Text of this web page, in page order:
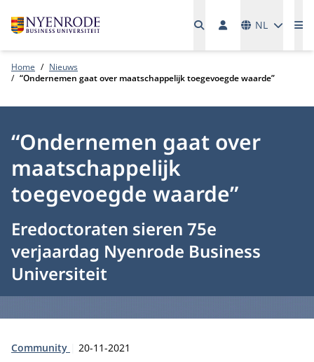
NL
Home
Nieuws
“Ondernemen gaat over maatschappelijk toegevoegde waarde”
“Ondernemen gaat over
maatschappelijk
toegevoegde waarde”
Eredoctoraten sieren 75e
verjaardag Nyenrode Business
Universiteit
Type:
Community Publicatiedatum:
20-11-2021